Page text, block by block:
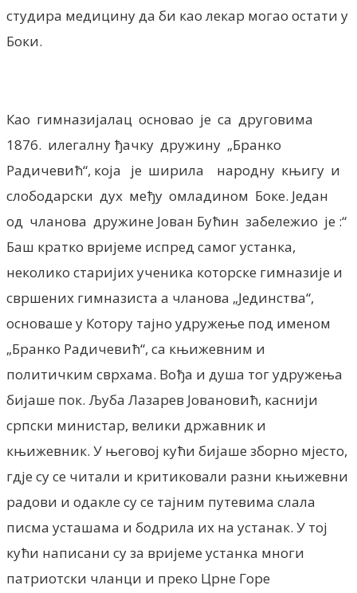
студира медицину да би као лекар могао остати у
Боки.
Као гимназијалац основао је са друговима
1876. илегалну ђачку дружину „Бранко
Радичевић“, која је ширила народну књигу и
слободарски дух међу омладином Боке. Један
од чланова дружине Јован Бућин забележио је :“
Баш кратко вријеме испред самог устанка,
неколико старијих ученика которске гимназије и
свршених гимназиста а чланова „Јединства“,
основаше у Котору тајно удружење под именом
„Бранко Радичевић“, са књижевним и
политичким сврхама. Вођа и душа тог удружења
бијаше пок. Љуба Лазарев Јовановић, каснији
српски министар, велики државник и
књижевник. У његовој кући бијаше зборно мјесто,
гдје су се читали и критиковали разни књижевни
радови и одакле су се тајним путевима слала
писма усташама и бодрила их на устанак. У тој
кући написани су за вријеме устанка многи
патриотски чланци и преко Црне Горе